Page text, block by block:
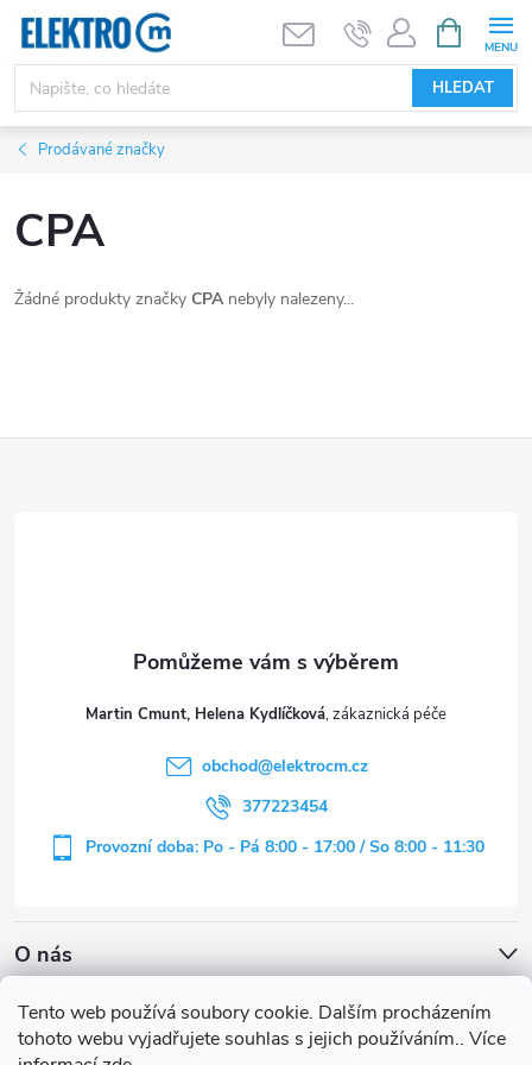
Tento web používá soubory cookie. Dalším procházením
tohoto webu vyjadřujete souhlas s jejich používáním.. Více
Přejít
obsah
HLEDAT
NÁKUPNÍ
KOŠÍK
Prodávané značky
CPA
Žádné produkty značky CPAnebyly nalezeny...
O nás
Martin Cmunt, Helena Kydlíčková
obchod@elektrocm.cz
377223454
Provozní doba: Po - Pá 8:00 - 17:00 / So 8:00 - 11:30